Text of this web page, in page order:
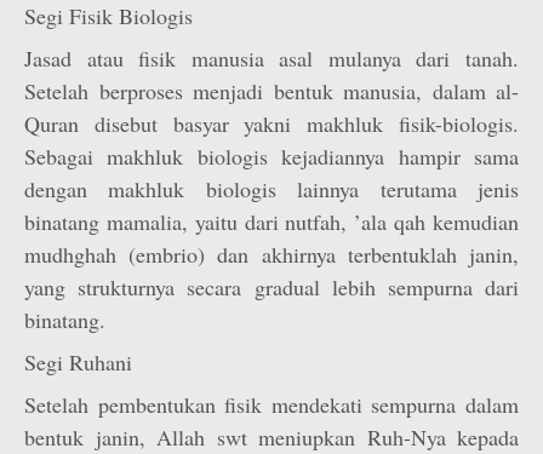
Segi Fisik Biologis
Jasad atau fisik manusia asal mulanya dari tanah.
Setelah berproses menjadi bentuk manusia, dalam al-
Quran disebut basyar yakni makhluk fisik-biologis.
Sebagai makhluk biologis kejadiannya hampir sama
dengan makhluk biologis lainnya terutama jenis
binatang mamalia, yaitu dari nutfah, ’ala qah kemudian
mudhghah (embrio) dan akhirnya terbentuklah janin,
yang strukturnya secara gradual lebih sempurna dari
binatang.
Segi Ruhani
Setelah pembentukan fisik mendekati sempurna dalam
bentuk janin, Allah swt meniupkan Ruh-Nya kepada